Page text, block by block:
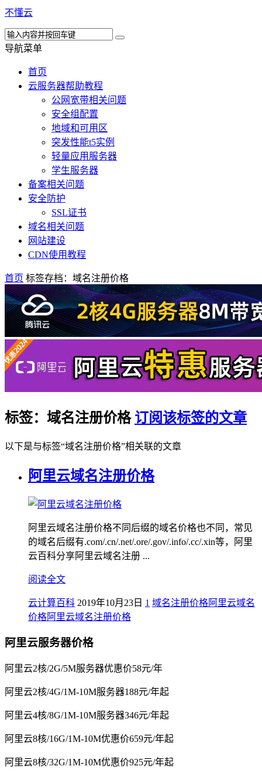
不懂云
导航菜单
首页
云服务器帮助教程
公网宽带相关问题
安全组配置
地域和可用区
突发性能t5实例
轻量应用服务器
学生服务器
备案相关问题
安全防护
SSL证书
域名相关问题
网站建设
CDN使用教程
首页 标签存档：域名注册价格
标签：域名注册价格 订阅该标签的文章
以下是与标签“域名注册价格”相关联的文章
阿里云域名注册价格
阿里云域名注册价格不同后缀的域名价格也不同，常见
的域名后缀有.com/.cn/.net/.ore/.gov/.info/.cc/.xin等，阿里
云百科分享阿里云域名注册 ...
阅读全文
云计算百科 2019年10月23日 1 域名注册价格阿里云域名
价格阿里云域名注册价格
阿里云服务器价格
阿里云2核/2G/5M服务器优惠价58元/年
阿里云2核/4G/1M-10M服务器188元/年起
阿里云4核/8G/1M-10M服务器346元/年起
阿里云8核/16G/1M-10M优惠价659元/年起
阿里云8核/32G/1M-10M优惠价925元/年起